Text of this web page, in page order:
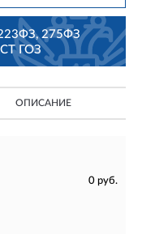
275ФЗ
ГОЗ
ОПИСАНИЕ
0 руб.